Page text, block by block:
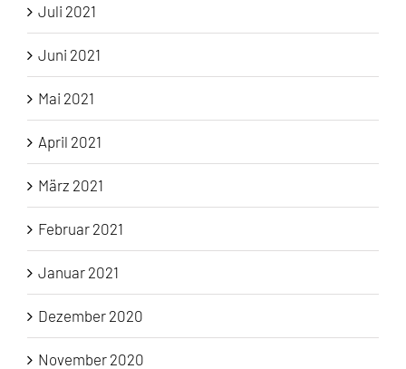
Juli 2021
Juni 2021
Mai 2021
April 2021
März 2021
Februar 2021
Januar 2021
Dezember 2020
November 2020